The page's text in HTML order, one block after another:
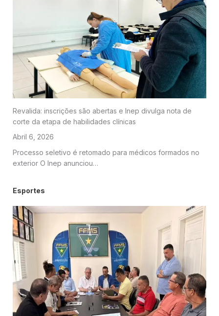
Revalida: inscrições são abertas e Inep divulga nota de
corte da etapa de habilidades clínicas
Abril 6, 2026
Processo seletivo é retomado para médicos formados no
exterior O Inep anunciou…
Esportes